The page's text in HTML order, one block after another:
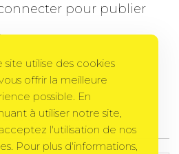
pour publier
by PixelGrade
site utilise des cookies
offrir la meilleure
possible. En
à utiliser notre site,
l'utilisation de nos
Pour plus d'informations,